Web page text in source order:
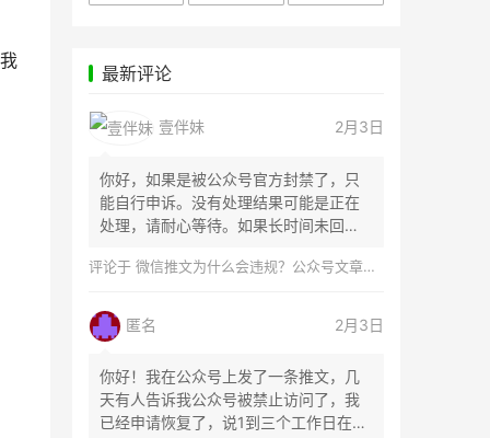
最新评论
壹伴妹 2月3日
你好，如果是被公众号官方封禁了，只
能自行申诉。没有处理结果可能是正在
处理，请耐心等待。如果长时间未回
评论于 微信推文为什么会违规？公众号文章怎么检测是否违规？
匿名 2月3日
你好！我在公众号上发了一条推文，几
天有人告诉我公众号被禁止访问了，我
已经申请恢复了，说1到三个工作日在微